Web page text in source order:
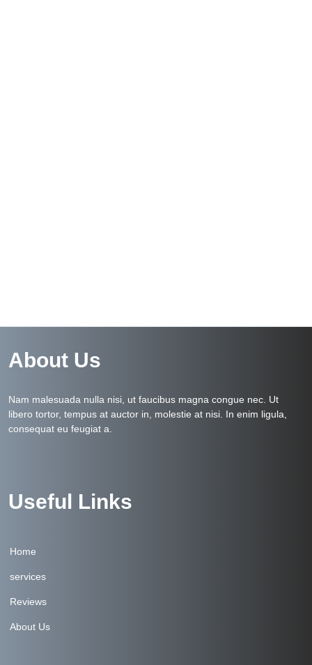
About Us
Nam malesuada nulla nisi, ut faucibus magna congue nec. Ut
libero tortor, tempus at auctor in, molestie at nisi. In enim ligula,
consequat eu feugiat a.
Useful Links
Home
services
Reviews
About Us